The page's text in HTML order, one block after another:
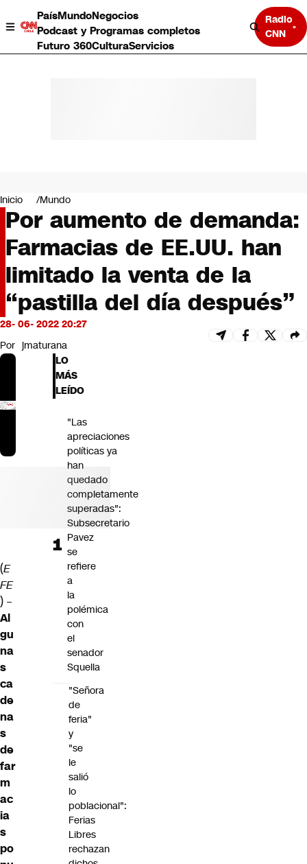
PaísMundoNegocios
Podcast y Programas completos
Futuro 360CulturaServicios
Radio
CNN
Negocios
Deportes
Programas completos
Cultura
Servicios
Bits
CNN tiempo
Futuro 360
Inicio Mundo
Por aumento de demanda:
Farmacias de EE.UU. han
limitado la venta de la
“pastilla del día después”
28- 06- 2022 20:27
Por jmaturana
(E
FE
) –
Al
gu
na
s
ca
de
na
s
de
far
m
ac
ia
s
po
LO
MÁS
LEÍDO
"Las
apreciaciones
políticas ya
han
quedado
completamente
superadas":
Subsecretario
Pavez
se
refiere
a
la
polémica
con
el
senador
Squella
"Señora
de
feria"
y
"se
le
salió
lo
poblacional":
Ferias
Libres
rechazan